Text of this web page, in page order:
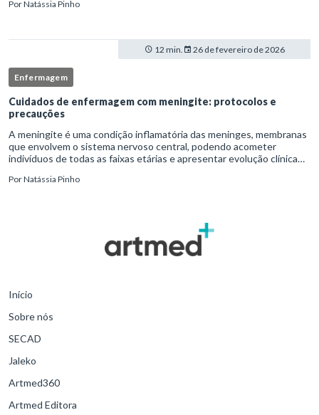
enfermag
PorNatássia Pinho
12 min. 26 de fevereiro de 2026
Enfermagem
Cuidados de enfermagem com meningite: protocolos e
precauções
A meningite é uma condição inflamatória das meninges, membranas
que envolvem o sistema nervoso central, podendo acometer
indivíduos de todas as faixas etárias e apresentar evolução clínica
PorNatássia Pinho
Início
Sobre nós
SECAD
Jaleko
Artmed360
Artmed Editora